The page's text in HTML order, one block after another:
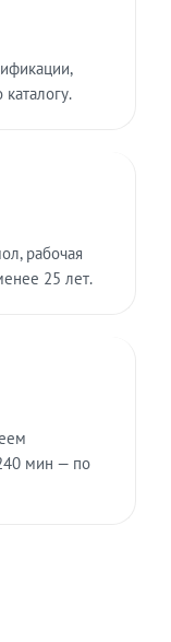
рабочая
25 лет.
мин — по